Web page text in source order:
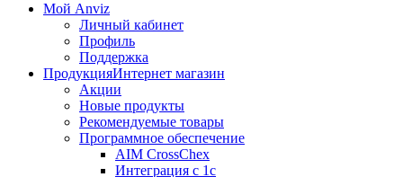
Мой Anviz
Личный кабинет
Профиль
Поддержка
ПродукцияИнтернет магазин
Акции
Новые продукты
Рекомендуемые товары
Программное обеспечение
AIM CrossChex
Интеграция с 1с